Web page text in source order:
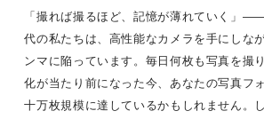
「撮れば撮るほど、記憶が薄れていく」
代の私たちは、高性能なカメラを手にしな
ンマに陥っています。毎日何枚も写真を撮
化が当たり前になった今、あなたの写真フ
十万枚規模に達しているかもしれません。